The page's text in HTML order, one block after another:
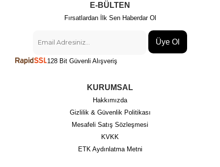
E-BÜLTEN
Fırsatlardan İlk Sen Haberdar Ol
Üye Ol
128 Bit Güvenli Alışveriş
KURUMSAL
Hakkımızda
Gizlilik & Güvenlik Politikası
Mesafeli Satış Sözleşmesi
KVKK
ETK Aydınlatma Metni